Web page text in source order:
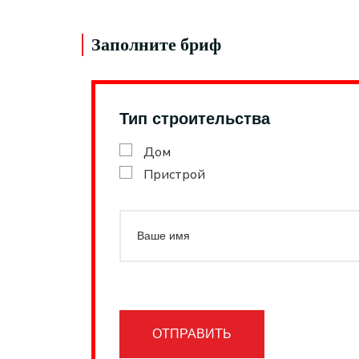
Заполните бриф
Тип строительства
Дом
Пристрой
ОТПРАВИТЬ